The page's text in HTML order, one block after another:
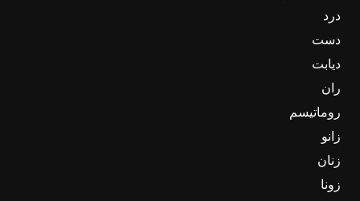
درد
دست
دیابت
ران
روماتیسم
زانو
زنان
زونا